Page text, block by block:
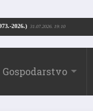
Drago Borić (1973.-2026.)
Gospodarstvo